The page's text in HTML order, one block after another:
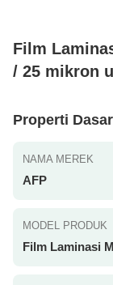
Film
/ 25 mikron
Properti Dasar
NAMA MEREK
AFP
MODEL PRODUK
Film Laminasi